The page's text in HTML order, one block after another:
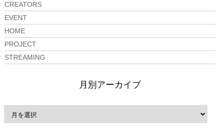
CREATORS
EVENT
HOME
PROJECT
STREAMING
月別アーカイブ